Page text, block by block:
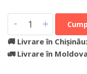
- +
🚚 Livrare în
🚛 Livrare în